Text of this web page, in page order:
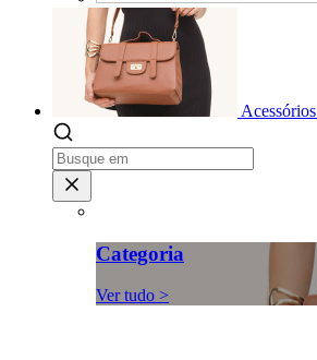
Acessórios
Categoria
Ver tudo >